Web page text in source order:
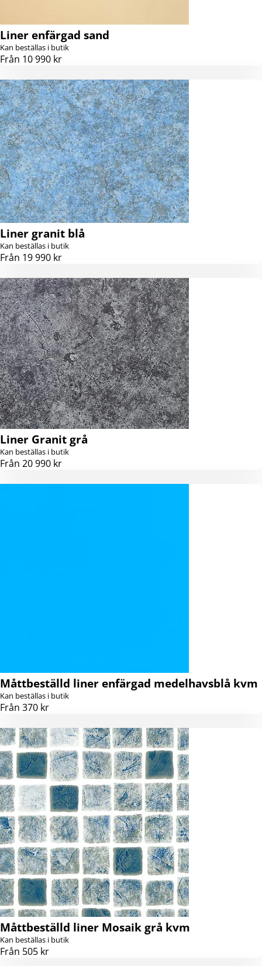
Liner enfärgad sand
Kan beställas i butik
Från 10 990 kr
Liner granit blå
Kan beställas i butik
Från 19 990 kr
Liner Granit grå
Kan beställas i butik
Från 20 990 kr
Måttbeställd liner enfärgad medelhavsblå kvm
Kan beställas i butik
Från 370 kr
Måttbeställd liner Mosaik grå kvm
Kan beställas i butik
Från 505 kr